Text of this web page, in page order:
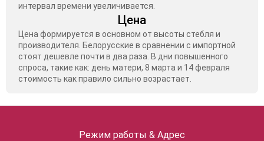
интервал времени увеличивается.
Цена
Цена формируется в основном от высоты стебля и
производителя. Белорусские в сравнении с импортной
стоят дешевле почти в два раза. В дни повышенного
спроса, такие как: день матери, 8 марта и 14 февраля
стоимость как правило сильно возрастает.
Режим работы & Адрес